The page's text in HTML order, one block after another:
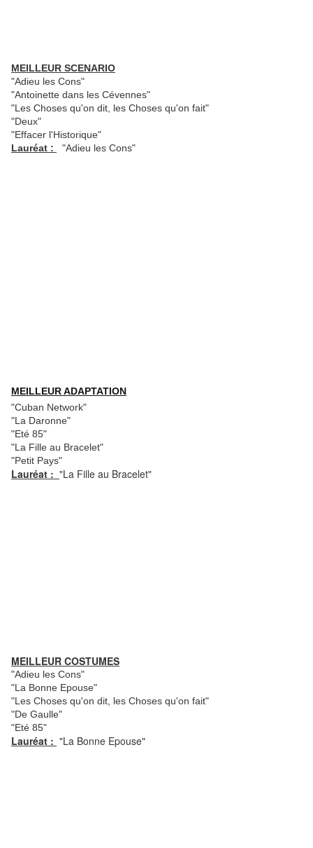
MEILLEUR SCENARIO
"Adieu les Cons"
"Antoinette dans les Cévennes"
"Les Choses qu'on dit, les Choses qu'on fait"
"Deux"
"Effacer l'Historique"
Lauréat :
"Adieu les Cons"
MEILLEUR ADAPTATION
"Cuban Network"
"La Daronne"
"Eté 85"
"La Fille au Bracelet"
"Petit Pays"
Lauréat : "La Fille au Bracelet"
MEILLEUR COSTUMES
"Adieu les Cons"
"La Bonne Epouse"
"Les Choses qu'on dit, les Choses qu'on fait"
"De Gaulle"
"Eté 85"
Lauréat : "La Bonne Epouse"